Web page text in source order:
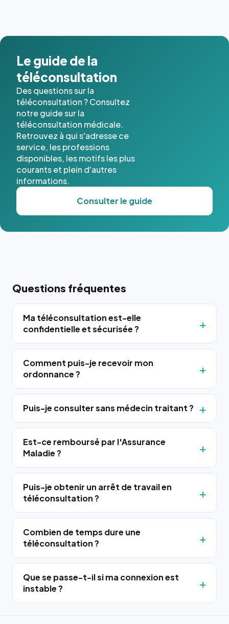
Le guide de la
téléconsultation
Des questions sur la
téléconsultation ? Consultez
notre guide sur la
téléconsultation médicale.
Retrouvez à qui s'adresse ce
service, les professions
disponibles, les motifs les plus
courants et plein d'autres
informations.
Consulter le guide
Questions fréquentes
Ma téléconsultation est-elle
confidentielle et sécurisée ?
Comment puis-je recevoir mon
ordonnance ?
Puis-je consulter sans médecin traitant ?
Est-ce remboursé par l'Assurance
Maladie ?
Puis-je obtenir un arrêt de travail en
téléconsultation ?
Combien de temps dure une
téléconsultation ?
Que se passe-t-il si ma connexion est
instable ?